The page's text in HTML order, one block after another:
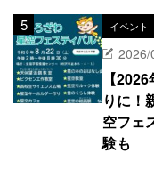
イベント
2026/
【
りに！
空フェ
験も